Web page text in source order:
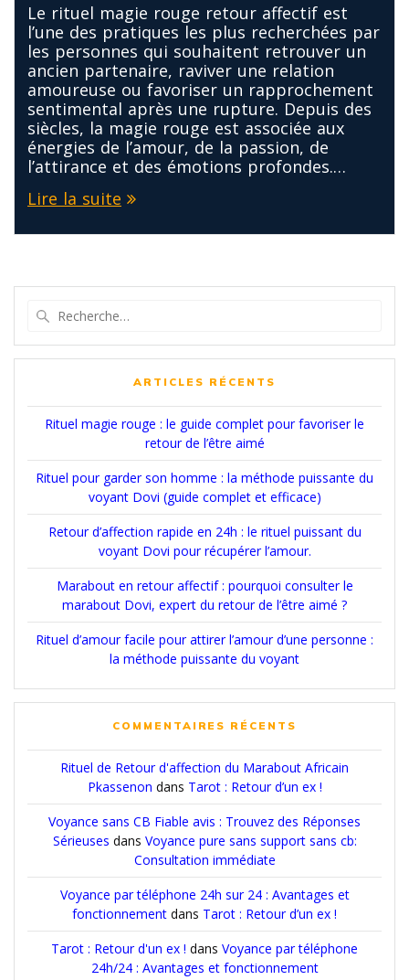
Le rituel magie rouge retour affectif est
l’une des pratiques les plus recherchées par
les personnes qui souhaitent retrouver un
ancien partenaire, raviver une relation
amoureuse ou favoriser un rapprochement
sentimental après une rupture. Depuis des
siècles, la magie rouge est associée aux
énergies de l’amour, de la passion, de
l’attirance et des émotions profondes.…
Lire la suite
:
ARTICLES RÉCENTS
Rituel magie rouge : le guide complet pour favoriser le
retour de l’être aimé
Rituel pour garder son homme : la méthode puissante du
voyant Dovi (guide complet et efficace)
Retour d’affection rapide en 24h : le rituel puissant du
voyant Dovi pour récupérer l’amour.
Marabout en retour affectif : pourquoi consulter le
marabout Dovi, expert du retour de l’être aimé ?
Rituel d’amour facile pour attirer l’amour d’une personne :
la méthode puissante du voyant
COMMENTAIRES RÉCENTS
Rituel de Retour d'affection du Marabout Africain
Pkassenon dans Tarot : Retour d’un ex !
Voyance sans CB Fiable avis : Trouvez des Réponses
Sérieuses dans Voyance pure sans support sans cb:
Consultation immédiate
Voyance par téléphone 24h sur 24 : Avantages et
fonctionnement dans Tarot : Retour d’un ex !
Tarot : Retour d'un ex ! dans Voyance par téléphone
24h/24 : Avantages et fonctionnement